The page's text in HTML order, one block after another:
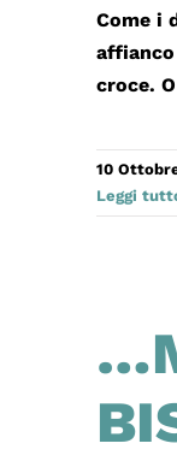
Come i
croce.
10
Leggi